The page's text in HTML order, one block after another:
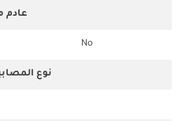
عادم
No
نوع